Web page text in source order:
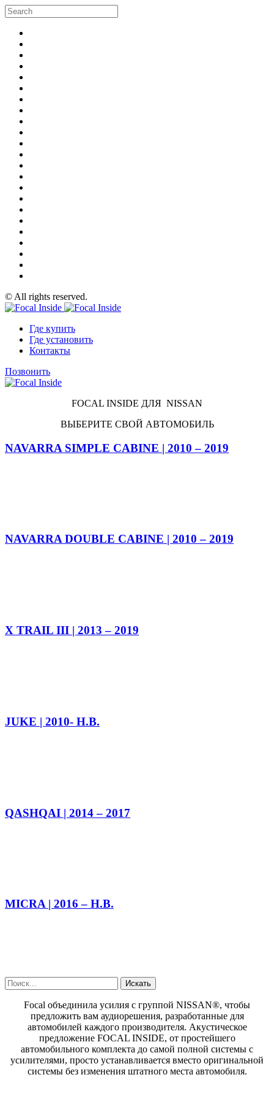
© All rights reserved.
Где купить
Где установить
Контакты
Позвонить
FOCAL INSIDE ДЛЯ NISSAN
ВЫБЕРИТЕ СВОЙ АВТОМОБИЛЬ
NAVARRA SIMPLE CABINE | 2010 – 2019
NAVARRA DOUBLE CABINE | 2010 – 2019
X TRAIL III | 2013 – 2019
JUKE | 2010- Н.В.
QASHQAI | 2014 – 2017
MICRA | 2016 – Н.В.
Focal объединила усилия с группой NISSAN®, чтобы
предложить вам аудиорешения, разработанные для
автомобилей каждого производителя. Акустическое
предложение FOCAL INSIDE, от простейшего
автомобильного комплекта до самой полной системы с
усилителями, просто устанавливается вместо оригинальной
системы без изменения штатного места автомобиля.